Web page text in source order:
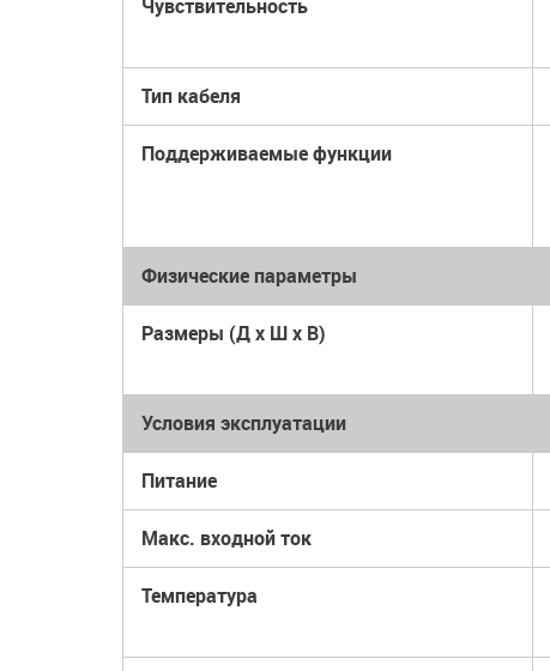
Чувствительность
Тип кабеля
Поддерживаемые функции
Физические параметры
Размеры (Д x Ш x В)
Условия эксплуатации
Питание
Макс. входной ток
Температура